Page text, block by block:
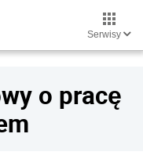
Serwisy
o pracę